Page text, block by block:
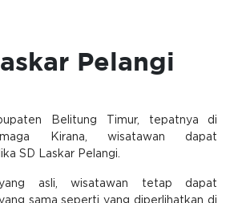
Pelangi
Belitung Timur, tepatnya di
Kirana, wisatawan dapat
SD Laskar Pelangi.
asli, wisatawan tetap dapat